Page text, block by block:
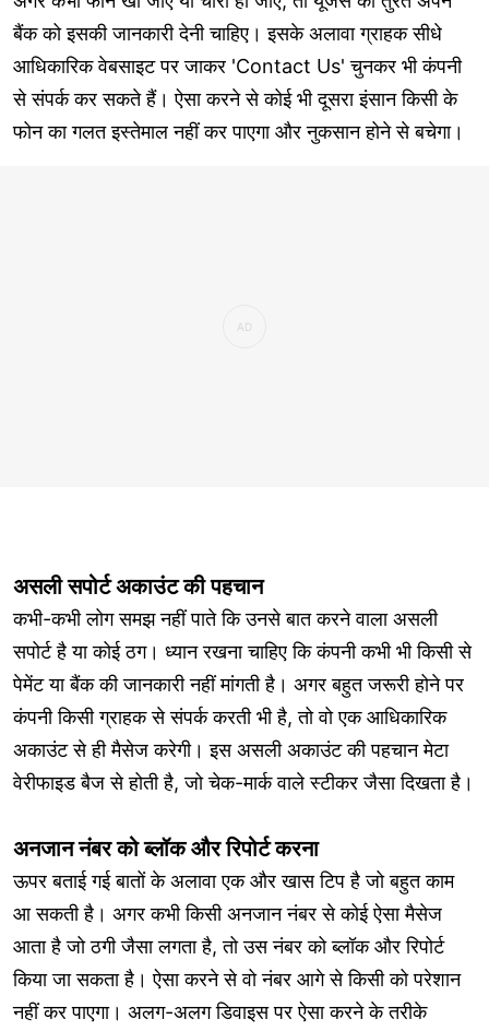
बैंक को इसकी जानकारी देनी चाहिए। इसके अलावा ग्राहक सीधे
आधिकारिक वेबसाइट पर जाकर 'Contact Us' चुनकर भी कंपनी
से संपर्क कर सकते हैं। ऐसा करने से कोई भी दूसरा इंसान किसी के
फोन का गलत इस्तेमाल नहीं कर पाएगा और नुकसान होने से बचेगा।
असली सपोर्ट अकाउंट की पहचान
कभी-कभी लोग समझ नहीं पाते कि उनसे बात करने वाला असली
सपोर्ट है या कोई ठग। ध्यान रखना चाहिए कि कंपनी कभी भी किसी से
पेमेंट या बैंक की जानकारी नहीं मांगती है। अगर बहुत जरूरी होने पर
कंपनी किसी ग्राहक से संपर्क करती भी है, तो वो एक आधिकारिक
अकाउंट से ही मैसेज करेगी। इस असली अकाउंट की पहचान मेटा
वेरीफाइड बैज से होती है, जो चेक-मार्क वाले स्टीकर जैसा दिखता है।
अनजान नंबर को ब्लॉक और रिपोर्ट करना
ऊपर बताई गई बातों के अलावा एक और खास टिप है जो बहुत काम
आ सकती है। अगर कभी किसी अनजान नंबर से कोई ऐसा मैसेज
आता है जो ठगी जैसा लगता है, तो उस नंबर को ब्लॉक और रिपोर्ट
किया जा सकता है। ऐसा करने से वो नंबर आगे से किसी को परेशान
नहीं कर पाएगा। अलग-अलग डिवाइस पर ऐसा करने के तरीके